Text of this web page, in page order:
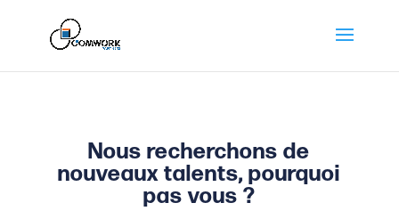
Nous recherchons de
nouveaux talents, pourquoi
pas vous ?